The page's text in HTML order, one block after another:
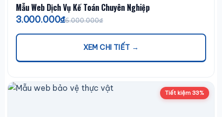
Mẫu Web Dịch Vụ Kế Toán Chuyên Nghiệp
3.000.000₫6.000.000₫
XEM CHI TIẾT →
Tiết kiệm 33%